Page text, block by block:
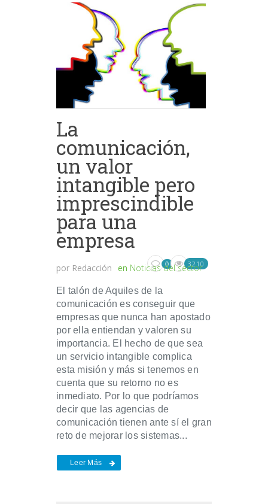
La
comunicación,
un valor
intangible pero
imprescindible
para una
empresa
por Redacción en Noticias del sector
0 3210
El talón de Aquiles de la
comunicación es conseguir que
empresas que nunca han apostado
por ella entiendan y valoren su
importancia. El hecho de que sea
un servicio intangible complica
esta misión y más si tenemos en
cuenta que su retorno no es
inmediato. Por lo que podríamos
decir que las agencias de
comunicación tienen ante sí el gran
reto de mejorar los sistemas...
Leer Más